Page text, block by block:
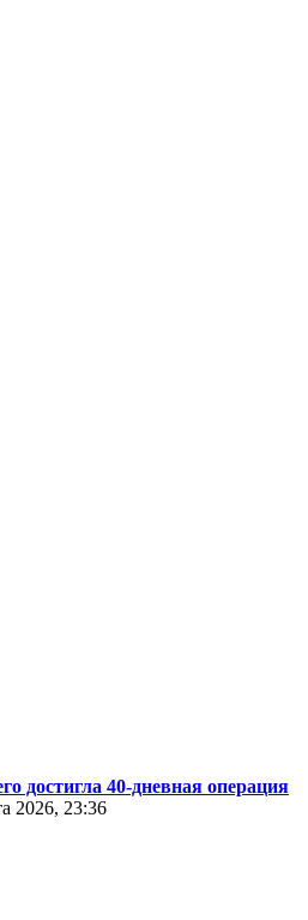
достигла 40-дневная операция
2026, 23:36